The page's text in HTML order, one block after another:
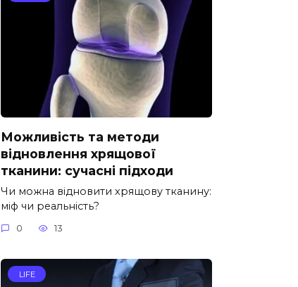
Можливість та методи
відновлення хрящової
тканини: сучасні підходи
Чи можна відновити хрящову тканину:
міф чи реальність?
0 13
LIFE